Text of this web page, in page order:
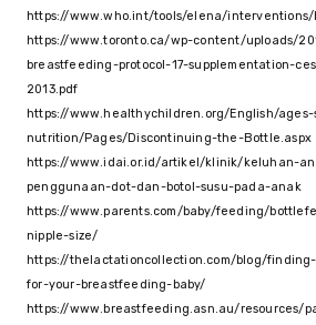
https://www.who.int/tools/elena/
https://www.toronto.ca/wp-content/uploads/
breastfeeding-protocol-17-supplementation-
2013.pdf
https://www.healthychildren.org/English/
nutrition/Pages/Discontinuing-the-Bottle.aspx
https://www.idai.or.id/artikel/klinik/keluhan-
penggunaan-dot-dan-botol-susu-pada-anak
https://www.parents.com/baby/feeding/
nipple-size/
https://thelactationcollection.com/blog/
for-your-breastfeeding-baby/
https://www.breastfeeding.asn.au/resources/